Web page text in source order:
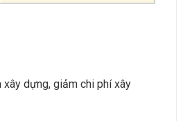
dựng, giảm chi phí xây